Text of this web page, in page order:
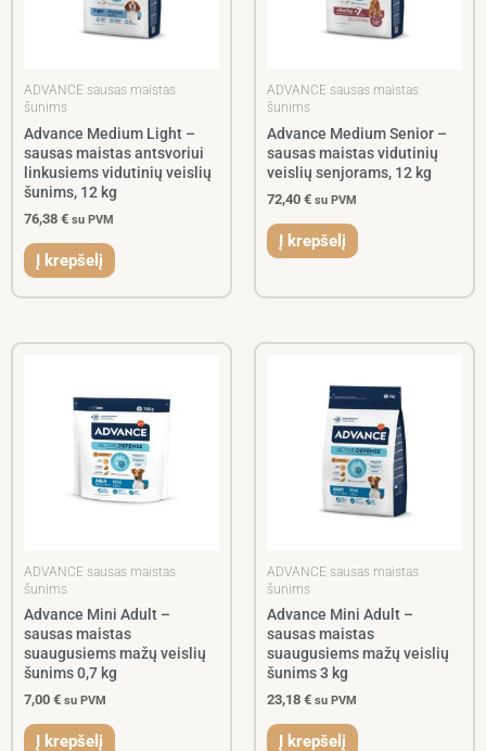
ADVANCE sausas maistas
šunims
Advance Medium Light –
sausas maistas antsvoriui
linkusiems vidutinių veislių
šunims, 12 kg
76,38 € su PVM
Į krepšelį
ADVANCE sausas maistas
šunims
Advance Medium Senior –
sausas maistas vidutinių
veislių senjorams, 12 kg
72,40 € su PVM
Į krepšelį
ADVANCE sausas maistas
šunims
Advance Mini Adult –
sausas maistas
suaugusiems mažų veislių
šunims 0,7 kg
7,00 € su PVM
Į krepšelį
ADVANCE sausas maistas
šunims
Advance Mini Adult –
sausas maistas
suaugusiems mažų veislių
šunims 3 kg
23,18 € su PVM
Į krepšelį